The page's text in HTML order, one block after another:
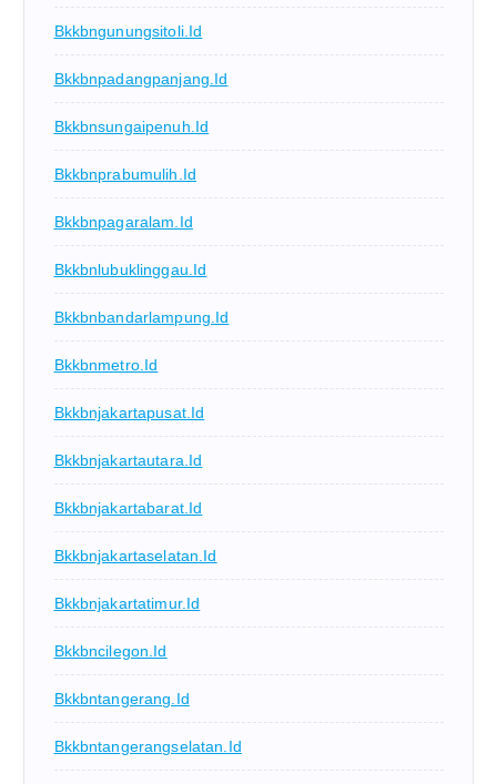
Bkkbngunungsitoli.id
Bkkbnpadangpanjang.id
Bkkbnsungaipenuh.id
Bkkbnprabumulih.id
Bkkbnpagaralam.id
Bkkbnlubuklinggau.id
Bkkbnbandarlampung.id
Bkkbnmetro.id
Bkkbnjakartapusat.id
Bkkbnjakartautara.id
Bkkbnjakartabarat.id
Bkkbnjakartaselatan.id
Bkkbnjakartatimur.id
Bkkbncilegon.id
Bkkbntangerang.id
Bkkbntangerangselatan.id